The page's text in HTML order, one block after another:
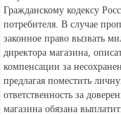
Гражданскому кодексу
потребителя. В случае
законное право вызвать
директора магазина,
компенсации за
предлагая поместить
ответственность за
магазина обязана